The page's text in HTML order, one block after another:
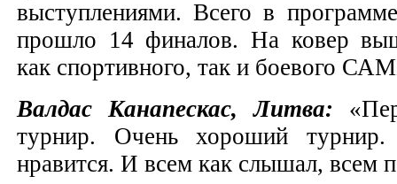
выступлениями. Всего в
прошло 14 финалов. На ковер
как спортивного, так и боевого
Валдас Канапескас, Литва:
турнир. Очень хороший
нравится. И всем как слышал, всем